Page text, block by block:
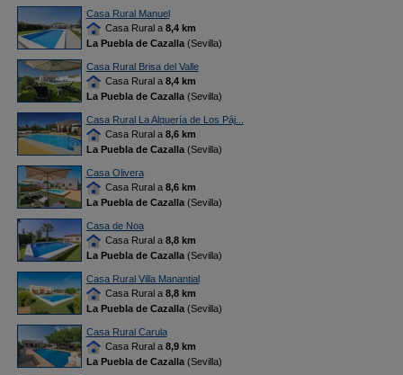
Casa Rural Manuel
Casa Rural a 8,4 km
La Puebla de Cazalla(Sevilla)
Casa Rural Brisa del Valle
Casa Rural a 8,4 km
La Puebla de Cazalla(Sevilla)
Casa Rural La Alquería de Los Páj...
Casa Rural a 8,6 km
La Puebla de Cazalla(Sevilla)
Casa Olivera
Casa Rural a 8,6 km
La Puebla de Cazalla(Sevilla)
Casa de Noa
Casa Rural a 8,8 km
La Puebla de Cazalla(Sevilla)
Casa Rural Villa Manantial
Casa Rural a 8,8 km
La Puebla de Cazalla(Sevilla)
Casa Rural Carula
Casa Rural a 8,9 km
La Puebla de Cazalla(Sevilla)